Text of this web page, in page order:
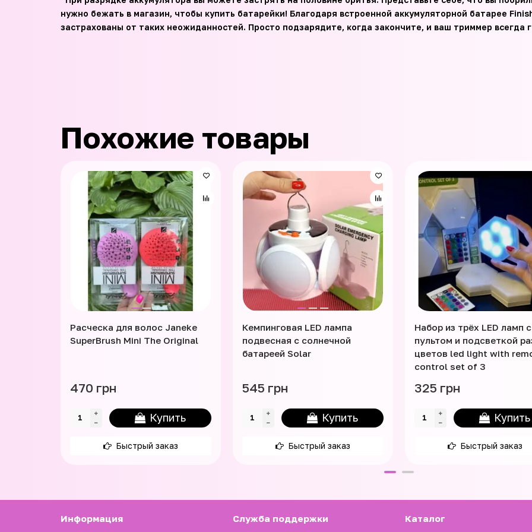
нужно бежать в магазин, чтобы купить батарейки! Благодаря встроенной аккумуляторной батарее
застрахованы от таких неожиданностей. Просто подзарядите, когда закончите, и ваш триммер всегда
Похожие товары
Расческа для волос Janeke
SuperBrush Mini The Original
470 грн
Купить
Быстрый заказ
Кемпинговая LED лампа
подвесная с солнечной
батареей Solar
545 грн
Купить
Быстрый заказ
Набор из трёх LED ламп с
пультом и подсветкой
цветов led light with
control set of 3
325 грн
Купить
Быстрый заказ
Информация Служба поддержки Каталог